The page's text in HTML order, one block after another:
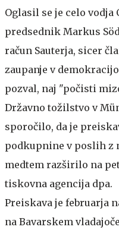
Oglasil se je celo
predsednik Markus
račun Sauterja, sicer
zaupanje v
pozval, naj "počisti
Državno tožilstvo v
sporočilo, da je
podkupnine v poslih z
medtem razširilo na
tiskovna agencija dpa.
Preiskava je februarja
na Bavarskem